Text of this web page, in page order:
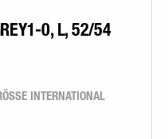
0, L, 52/54
INTERNATIONAL